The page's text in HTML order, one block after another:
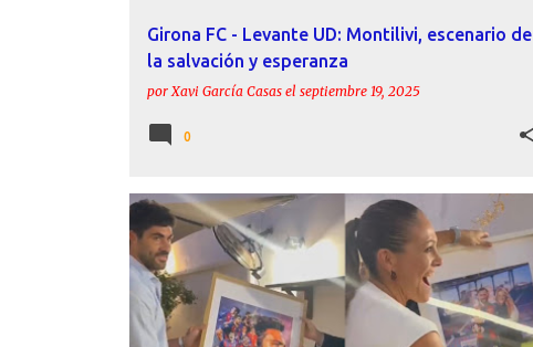
Girona FC - Levante UD: Montilivi, escenario de
la salvación y esperanza
porXavi García Casas el septiembre 19, 2025
0
ACTUALIDAD AFICIÓN IBORRA LEVANTE UD +
RUTH GARCÍA